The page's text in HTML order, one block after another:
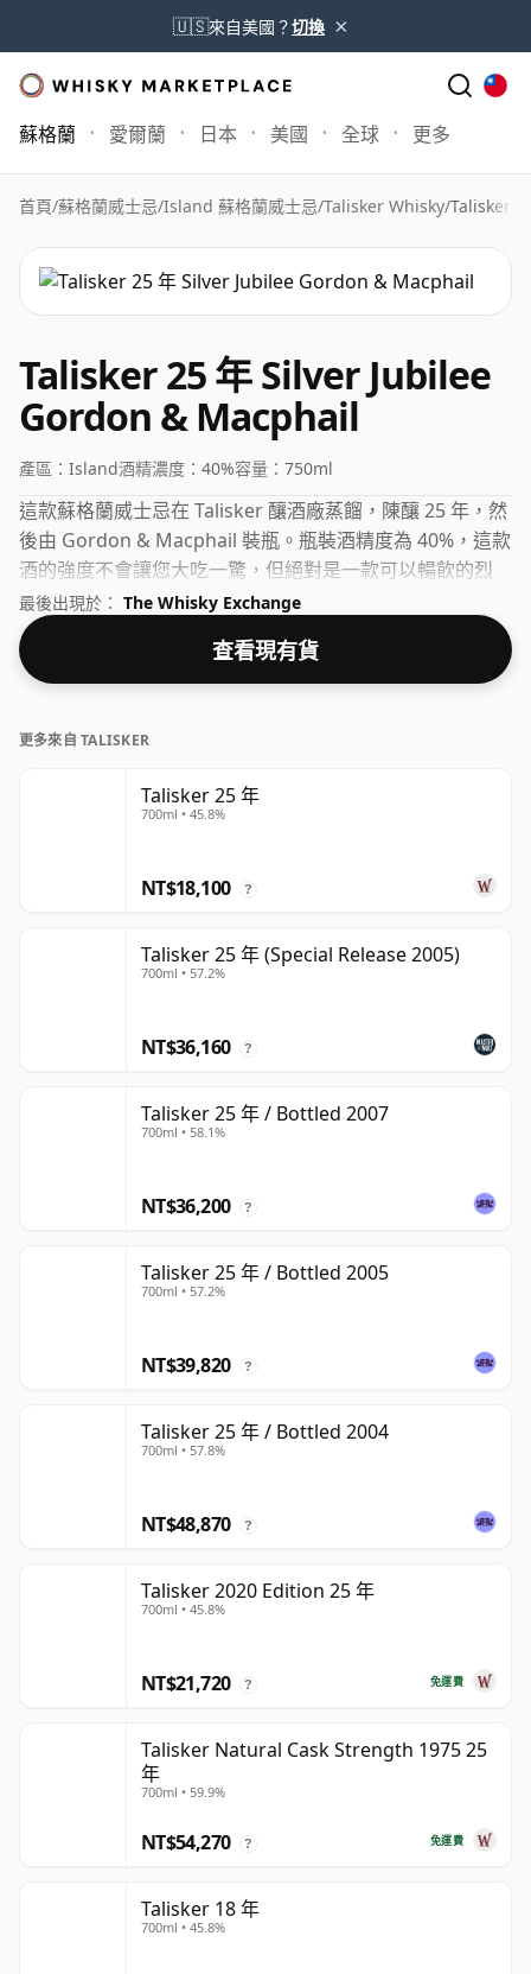
🇺🇸來自美國？切換 ×
蘇格蘭 愛爾蘭 日本 美國 全球 更多
首頁/蘇格蘭威士忌/Island 蘇格蘭威士忌/Talisker Whisky/Talisker
Talisker 25 年 Silver Jubilee
Gordon & Macphail
產區： Island酒精濃度： 40%容量： 750ml
這款蘇格蘭威士忌在 Talisker 釀酒廠蒸餾，陳釀 25 年，然
後由 Gordon & Macphail 裝瓶。瓶裝酒精度為 40%，這款
酒的強度不會讓您大吃一驚，但絕對是一款可以暢飲的烈
酒。
最後出現於： The Whisky Exchange
查看現有貨
更多來自 TALISKER
Talisker 25 年
700ml • 45.8%
NT$18,100 ?
Talisker 25 年 (Special Release 2005)
700ml • 57.2%
NT$36,160 ?
Talisker 25 年 / Bottled 2007
700ml • 58.1%
NT$36,200 ?
Talisker 25 年 / Bottled 2005
700ml • 57.2%
NT$39,820 ?
Talisker 25 年 / Bottled 2004
700ml • 57.8%
NT$48,870 ?
Talisker 2020 Edition 25 年
700ml • 45.8%
免運費
NT$21,720 ?
Talisker Natural Cask Strength 1975 25
年
700ml • 59.9%
免運費
NT$54,270 ?
Talisker 18 年
700ml • 45.8%